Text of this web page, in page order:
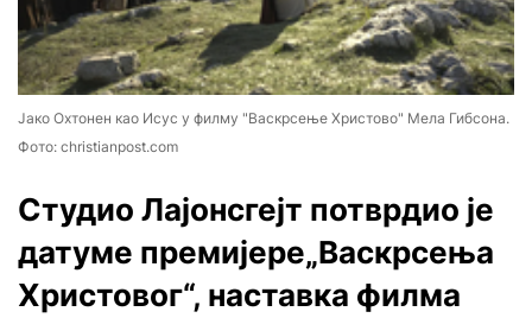
Јако Охтонен као Исус у филму "Васкрсење Христово" Мела Гибсона.
Фото: christianpost.com
Студио Лајонсгејт потврдио је
датуме премијере„Васкрсења
Христовог“, наставка филма